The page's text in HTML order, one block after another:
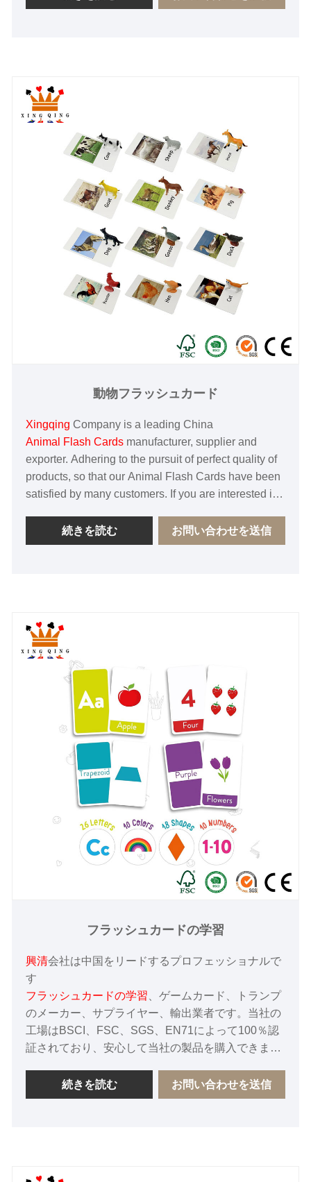
い。
動物フラッシュカード
Xingqing Company is a leading China
Animal Flash Cards manufacturer, supplier and
exporter. Adhering to the pursuit of perfect quality of
products, so that our Animal Flash Cards have been
satisfied by many customers. If you are interested in
now, we will reply to you in time!
続きを読む お問い合わせを送信
フラッシュカードの学習
興清会社は中国をリードするプロフェッショナルで
す
フラッシュカードの学習 、ゲームカード、トランプ
のメーカー、サプライヤー、輸出業者です。当社の
工場はBSCI、FSC、SGS、EN71によって100％認
証されており、安心して当社の製品を購入できま
足を保証することです。私たちは、中国における長
期的な友好的なサプライヤーとなることを心から楽
続きを読む お問い合わせを送信